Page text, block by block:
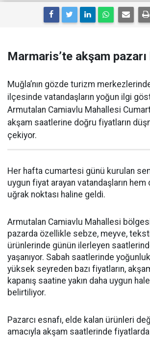
Marmaris’te akşam
Muğla’nın gözde turizm
ilçesinde vatandaşların yoğun ilgi
Armutalan Camiavlu Mahallesi
akşam saatlerine doğru fiyatların
çekiyor.
Her hafta cumartesi günü kurulan
uygun fiyat arayan vatandaşların
uğrak noktası haline geldi.
Armutalan Camiavlu Mahallesi
pazarda özellikle sebze, meyve,
ürünlerinde günün ilerleyen
yaşanıyor. Sabah saatlerinde
yüksek seyreden bazı fiyatların,
kapanış saatine yakın daha uygun
belirtiliyor.
Pazarcı esnafı, elde kalan ürünleri
amacıyla akşam saatlerinde